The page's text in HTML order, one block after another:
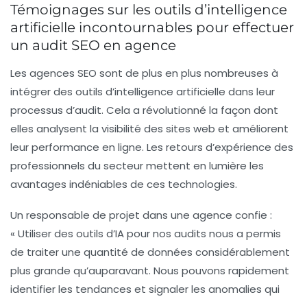
Témoignages sur les outils d’intelligence
artificielle incontournables pour effectuer
un audit SEO en agence
Les agences SEO sont de plus en plus nombreuses à
intégrer des outils d’intelligence artificielle dans leur
processus d’audit. Cela a révolutionné la façon dont
elles analysent la visibilité des sites web et améliorent
leur performance en ligne. Les retours d’expérience des
professionnels du secteur mettent en lumière les
avantages indéniables de ces technologies.
Un responsable de projet dans une agence confie :
« Utiliser des outils d’IA pour nos audits nous a permis
de traiter une quantité de données considérablement
plus grande qu’auparavant. Nous pouvons rapidement
identifier les tendances et signaler les anomalies qui